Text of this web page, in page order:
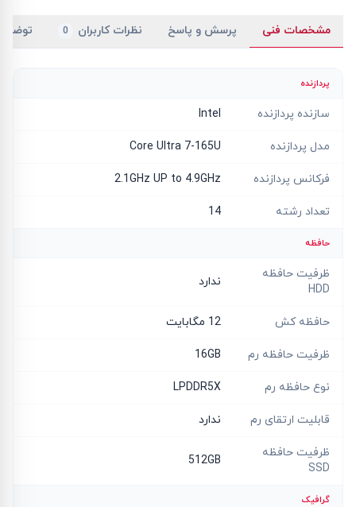
مشخصات فنی پرسش و پاسخ نظرات کاربران 0
پردازنده
سازنده پردازنده Intel
مدل پردازنده Core Ultra 7-165U
فرکانس پردازنده 2.1GHz UP to 4.9GHz
تعداد رشته 14
حافظه
ظرفیت حافظه
HDD
ندارد
حافظه کش 12 مگابایت
ظرفیت حافظه رم 16GB
نوع حافظه رم LPDDR5X
قابلیت ارتقای رم ندارد
ظرفیت حافظه
SSD
512GB
گرافیک